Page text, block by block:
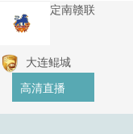
定南赣联
大连鲲城
高清直播